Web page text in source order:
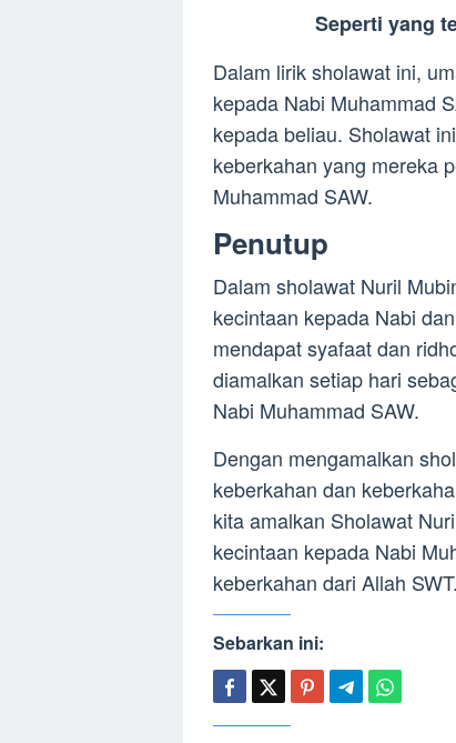
Seperti yang
Dalam lirik sholawat ini,
kepada Nabi Muhammad
kepada beliau. Sholawat
keberkahan yang mereka
Muhammad SAW.
Penutup
Dalam sholawat Nuril
kecintaan kepada Nabi
mendapat syafaat dan
diamalkan setiap hari
Nabi Muhammad SAW.
Dengan mengamalkan
keberkahan dan
kita amalkan Sholawat
kecintaan kepada Nabi
keberkahan dari Allah SWT.
Sebarkan ini: